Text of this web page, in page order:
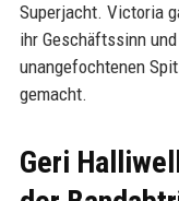
Superjacht. Victoria
ihr Geschäftssinn
unangefochtenen
gemacht.
Geri